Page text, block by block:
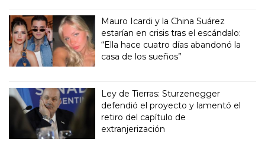
Mauro Icardi y la China Suárez
estarían en crisis tras el escándalo:
“Ella hace cuatro días abandonó la
casa de los sueños”
Ley de Tierras: Sturzenegger
defendió el proyecto y lamentó el
retiro del capítulo de
extranjerización